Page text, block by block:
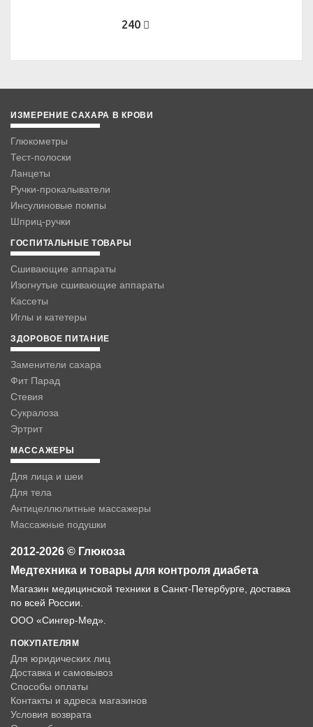
240
ИЗМЕРЕНИЕ САХАРА В КРОВИ
Глюкометры
Тест-полоски
Ланцеты
Ручки-прокалыватели
Инсулиновые помпы
Шприц-ручки
ГОСПИТАЛЬНЫЕ ТОВАРЫ
Сшивающие аппараты
Изогнутые сшивающие аппараты
Кассеты
Иглы и катетеры
ЗДОРОВОЕ ПИТАНИЕ
Заменители сахара
Фит Парад
Стевия
Сукралоза
Эртрит
МАССАЖЕРЫ
Для лица и шеи
Для тела
Антицеллюлитные массажеры
Массажные подушки
2012-2026 © Глюкоза
Медтехника и товары для контроля диабета
Магазин медицинской техники в Санкт-Петербурге, доставка
по всей России.
ООО «Сингер-Мед».
ПОКУПАТЕЛЯМ
Для юридических лиц
Доставка и самовывоз
Способы оплаты
Контакты и адреса магазинов
Условия возврата